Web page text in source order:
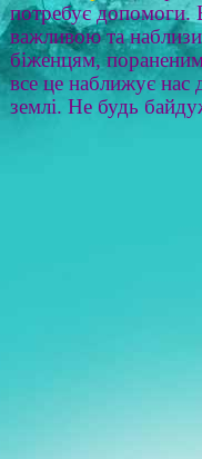
потребує допомоги.
важливою та
біженцям,
все це наближує
землі. Не будь